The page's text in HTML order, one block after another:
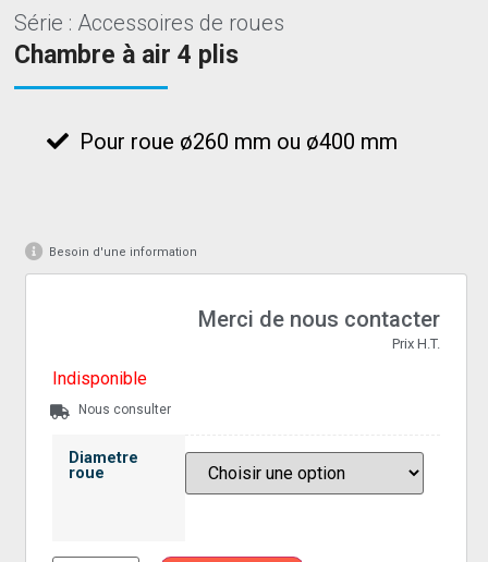
Série : Accessoires de roues
Chambre à air 4 plis
Pour roue ø260 mm ou ø400 mm
Besoin d'une information
Merci de nous contacter
Prix H.T.
Indisponible
Nous consulter
Diametre
roue